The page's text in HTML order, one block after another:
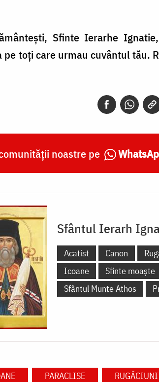
Sfinte Ierarhe
pe toți care urmau cuvântul tău.
noastre pe
Sfântul Ierarh
Acatist Canon
Icoane
Sfinte moaște
Sfântul Munte Athos
PARACLISE RUGĂCIUNI